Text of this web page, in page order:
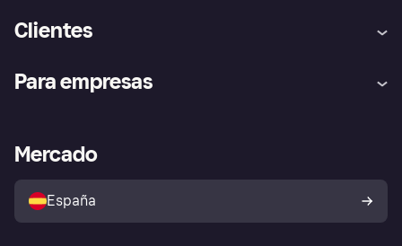
Clientes
Inicio de sesión
Directorio de tiendas
Política de protección al
comprador de Klarna
Reclamaciones
Para empresas
Acceso empresas
Mercado
España